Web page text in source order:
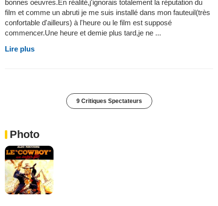
bonnes oeuvres.En réalité,j'ignorais totalement la réputation du
film et comme un abruti je me suis installé dans mon fauteuil(très
confortable d'ailleurs) à l'heure ou le film est supposé
commencer.Une heure et demie plus tard,je ne ...
Lire plus
9 Critiques Spectateurs
Photo